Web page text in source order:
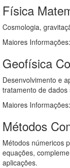
Física
Cosmologia,
Maiores Informações:
Geofísica
Desenvolvimento e
tratamento de
Maiores Informações:
Métodos
Métodos númericos
equações,
aplicações.